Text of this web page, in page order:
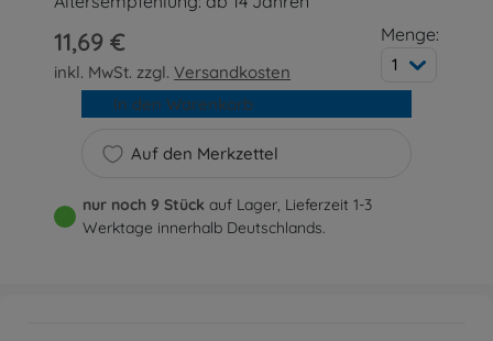
11,69 €
inkl. MwSt. zzgl.Versandkosten
Menge:
1
Auf den Merkzettel
In den Warenkorb
nur noch 9 Stück auf Lager, Lieferzeit 1-3
Werktage innerhalb Deutschlands.